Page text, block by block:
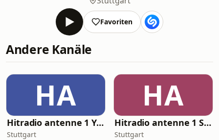
Favoriten
Andere Kanäle
HA
Hitradio antenne 1 Yoga Sounds
Stuttgart
HA
Hitradio antenne 1 Songs für Kids
Stuttgart